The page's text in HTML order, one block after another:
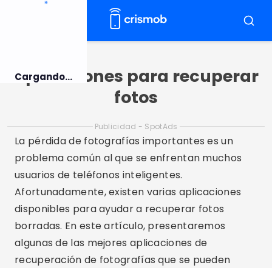
Cargando...
Aplicaciones para recuperar
fotos
Publicidad - SpotAds
La pérdida de fotografías importantes es un
problema común al que se enfrentan muchos
usuarios de teléfonos inteligentes.
Afortunadamente, existen varias aplicaciones
disponibles para ayudar a recuperar fotos
borradas. En este artículo, presentaremos
algunas de las mejores aplicaciones de
recuperación de fotografías que se pueden